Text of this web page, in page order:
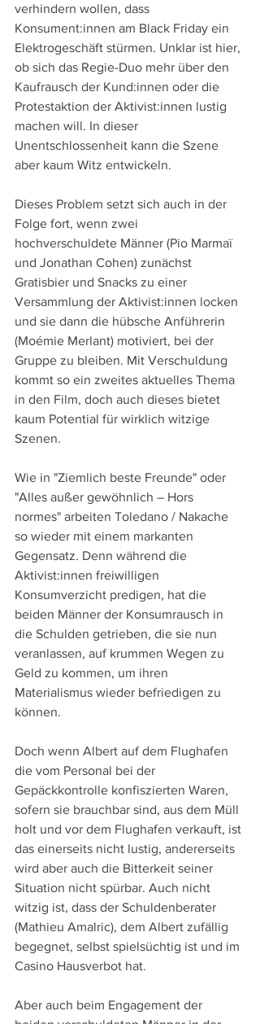
verhindern wollen, dass
Konsument:innen am Black Friday ein
Elektrogeschäft stürmen. Unklar ist hier,
ob sich das Regie-Duo mehr über den
Kaufrausch der Kund:innen oder die
Protestaktion der Aktivist:innen lustig
machen will. In dieser
Unentschlossenheit kann die Szene
aber kaum Witz entwickeln.
Dieses Problem setzt sich auch in der
Folge fort, wenn zwei
hochverschuldete Männer (Pio Marmaï
und Jonathan Cohen) zunächst
Gratisbier und Snacks zu einer
Versammlung der Aktivist:innen locken
und sie dann die hübsche Anführerin
(Moémie Merlant) motiviert, bei der
Gruppe zu bleiben. Mit Verschuldung
kommt so ein zweites aktuelles Thema
in den Film, doch auch dieses bietet
kaum Potential für wirklich witzige
Szenen.
Wie in "Ziemlich beste Freunde" oder
"Alles außer gewöhnlich – Hors
normes" arbeiten Toledano / Nakache
so wieder mit einem markanten
Gegensatz. Denn während die
Aktivist:innen freiwilligen
Konsumverzicht predigen, hat die
beiden Männer der Konsumrausch in
die Schulden getrieben, die sie nun
veranlassen, auf krummen Wegen zu
Geld zu kommen, um ihren
Materialismus wieder befriedigen zu
können.
Doch wenn Albert auf dem Flughafen
die vom Personal bei der
Gepäckkontrolle konfiszierten Waren,
sofern sie brauchbar sind, aus dem Müll
holt und vor dem Flughafen verkauft, ist
das einerseits nicht lustig, andererseits
wird aber auch die Bitterkeit seiner
Situation nicht spürbar. Auch nicht
witzig ist, dass der Schuldenberater
(Mathieu Amalric), dem Albert zufällig
begegnet, selbst spielsüchtig ist und im
Casino Hausverbot hat.
Aber auch beim Engagement der